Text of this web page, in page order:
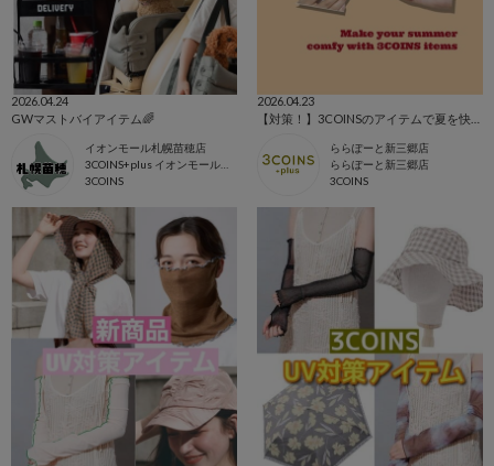
2026.04.24
GWマストバイアイテム🌈
イオンモール札幌苗穂店
3COINS+plus イオンモール札幌苗穂店
3COINS
2026.04.23
【対策！】3COINSのアイテムで夏を快適に🏖☀️
ららぽーと新三郷店
ららぽーと新三郷店
3COINS